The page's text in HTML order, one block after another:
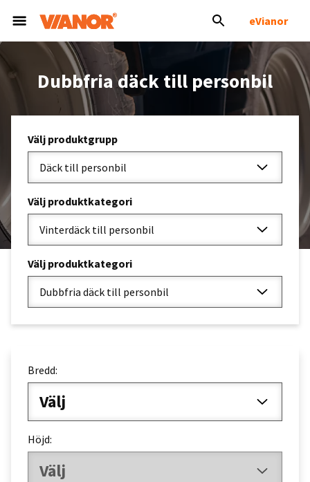
eVianor
Dubbfria däck till personbil
Välj produktgrupp
Däck till personbil
Välj produktkategori
Vinterdäck till personbil
Välj produktkategori
Dubbfria däck till personbil
Bredd:
Välj
Höjd:
Välj